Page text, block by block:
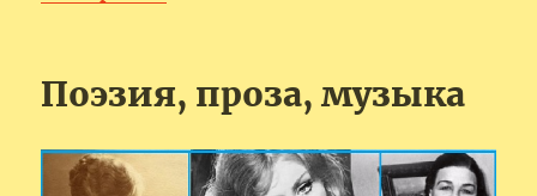
Поэзия, проза, музыка